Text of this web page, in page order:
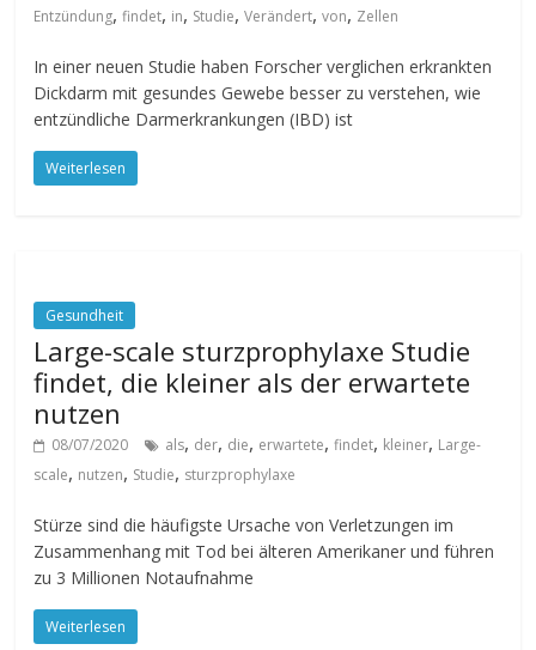
Entzündung,findet, in, Studie,Verändert,von, Zellen
In einer neuen Studie haben Forscher verglichen erkrankten
Dickdarm mit gesundes Gewebe besser zu verstehen, wie
entzündliche Darmerkrankungen (IBD) ist
Weiterlesen
Gesundheit
Large-scale sturzprophylaxe Studie
findet, die kleiner als der erwartete
nutzen
08/07/2020 als, der, die, erwartete,findet, kleiner, Large-
scale, nutzen, Studie, sturzprophylaxe
Stürze sind die häufigste Ursache von Verletzungen im
Zusammenhang mit Tod bei älteren Amerikaner und führen
zu 3 Millionen Notaufnahme
Weiterlesen